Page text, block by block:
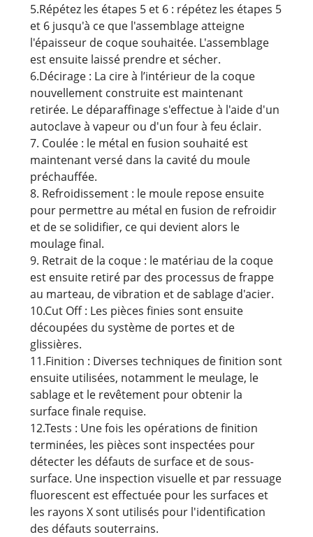
5.Répétez les étapes 5 et 6 : répétez les étapes 5
et 6 jusqu'à ce que l'assemblage atteigne
l'épaisseur de coque souhaitée. L'assemblage
est ensuite laissé prendre et sécher.
6.Décirage : La cire à l’intérieur de la coque
nouvellement construite est maintenant
retirée. Le déparaffinage s'effectue à l'aide d'un
autoclave à vapeur ou d'un four à feu éclair.
7. Coulée : le métal en fusion souhaité est
maintenant versé dans la cavité du moule
préchauffée.
8. Refroidissement : le moule repose ensuite
pour permettre au métal en fusion de refroidir
et de se solidifier, ce qui devient alors le
moulage final.
9. Retrait de la coque : le matériau de la coque
est ensuite retiré par des processus de frappe
au marteau, de vibration et de sablage d'acier.
10.Cut Off : Les pièces finies sont ensuite
découpées du système de portes et de
glissières.
11.Finition : Diverses techniques de finition sont
ensuite utilisées, notamment le meulage, le
sablage et le revêtement pour obtenir la
surface finale requise.
12.Tests : Une fois les opérations de finition
terminées, les pièces sont inspectées pour
détecter les défauts de surface et de sous-
surface. Une inspection visuelle et par ressuage
fluorescent est effectuée pour les surfaces et
les rayons X sont utilisés pour l'identification
des défauts souterrains.